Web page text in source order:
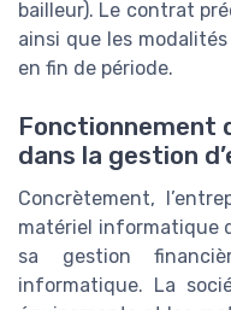
bailleur). Le contrat
ainsi que les
en fin de période.
Fonctionnement
dans la gestion
Concrètement,
matériel informatique
sa gestion
informatique. La